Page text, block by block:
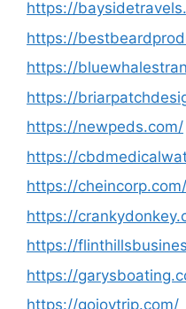
https://
https://
https://
https://
https://newpeds.com/
https://
https://cheincorp.com/
https://
https://
https://
https://gojoytrip.com/